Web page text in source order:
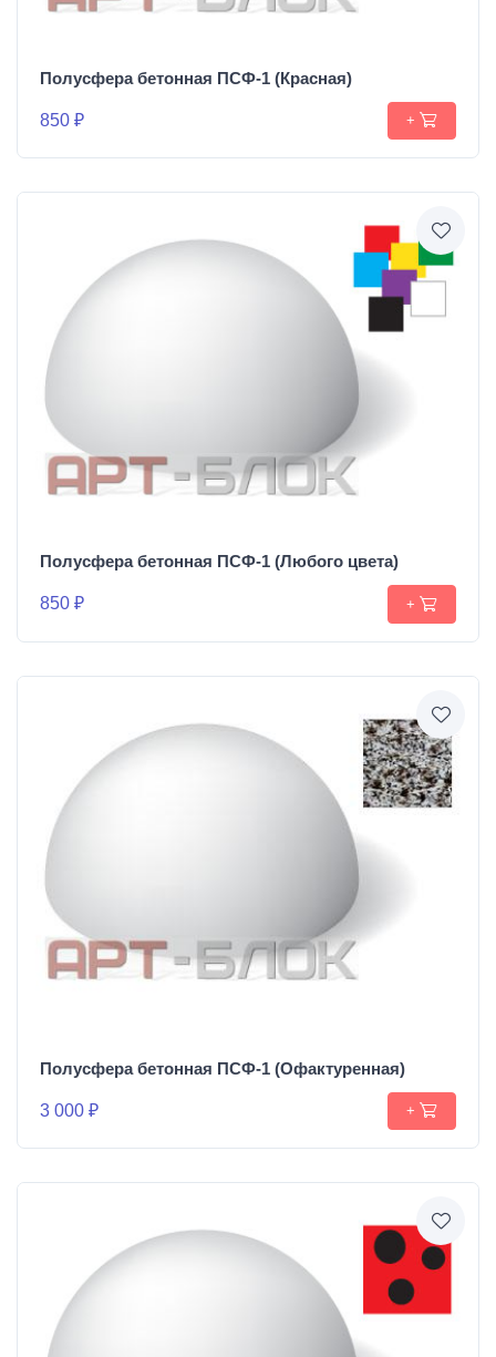
Полусфера бетонная ПСФ-1 (Красная)
850 ₽ +
Полусфера бетонная ПСФ-1 (Любого цвета)
850 ₽ +
Полусфера бетонная ПСФ-1 (Офактуренная)
3 000 ₽ +